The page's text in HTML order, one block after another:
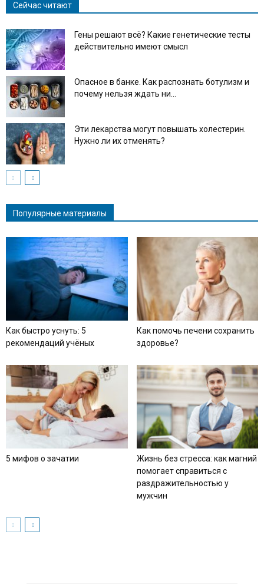
Сейчас читают
Гены решают всё? Какие генетические тесты
действительно имеют смысл
Опасное в банке. Как распознать ботулизм и
почему нельзя ждать ни...
Эти лекарства могут повышать холестерин.
Нужно ли их отменять?
Популярные материалы
Как быстро уснуть: 5
рекомендаций учёных
Как помочь печени сохранить
здоровье?
5 мифов о зачатии
Жизнь без стресса: как магний
помогает справиться с
раздражительностью у
мужчин